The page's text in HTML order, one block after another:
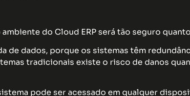
do Cloud ERP será tão seguro
de dados, porque os sistemas têm
tradicionais existe o risco de danos
pode ser acessado em qualquer